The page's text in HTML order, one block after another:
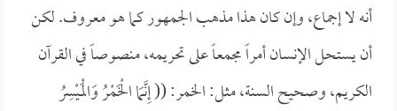
أنه لا إجماع، وإن كان هذا مذهب الجمهور كما هو معروف. لكن
أن يستحل الإنسان أمراً مجمعاً على تحريمه، منصوصاً في القرآن
الكريم، وصحيح السنة، مثل: الخمر: ((إِنَّمَا الْخَمْرُ وَالْمَيْسِرُ